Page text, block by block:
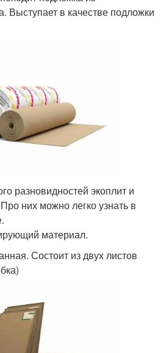
Выступает в качестве подложки
разновидностей экоплит и
них можно легко узнать в
материал.
Состоит из двух листов